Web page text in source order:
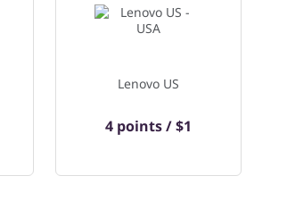
Lenovo US
4 points / $1